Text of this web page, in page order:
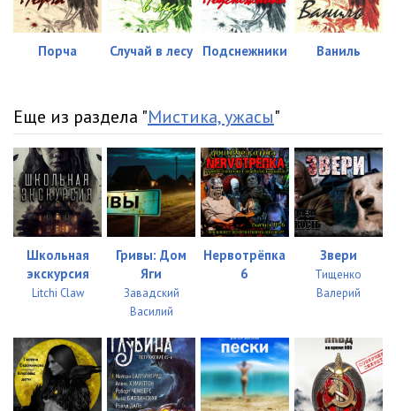
Порча Случай в лесу Подснежники Ваниль
Еще из раздела "Мистика, ужасы"
Школьная
экскурсия
Litchi Claw
Гривы: Дом
Яги
Завадский
Василий
Нервотрёпка
6
Звери
Тищенко
Валерий